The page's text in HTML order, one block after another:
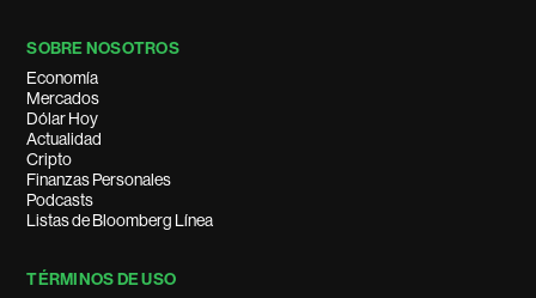
SOBRE NOSOTROS
Economía
Mercados
Dólar Hoy
Actualidad
Cripto
Finanzas Personales
Podcasts
Listas de Bloomberg Línea
TÉRMINOS DE USO